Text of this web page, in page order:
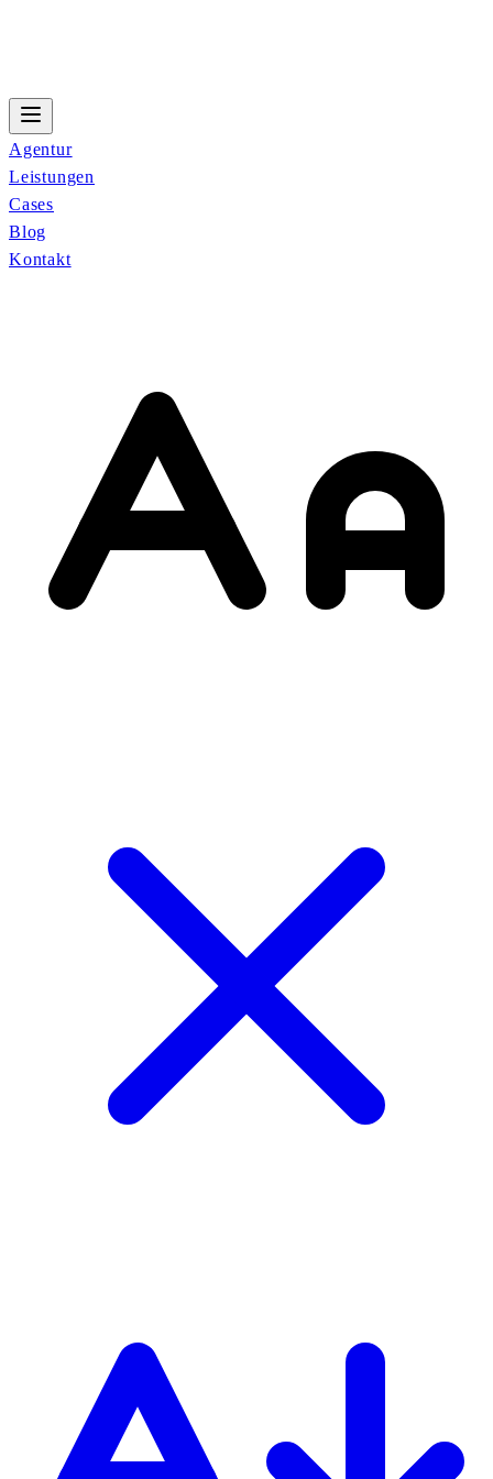
Agentur
Leistungen
Cases
Blog
Kontakt